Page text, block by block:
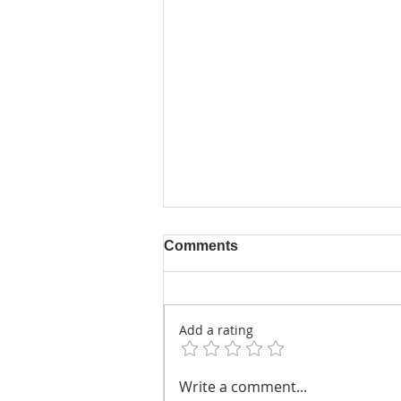
當痛姍姍來遲：DOMS、全馬
Comments
Add a rating
Write a comment...